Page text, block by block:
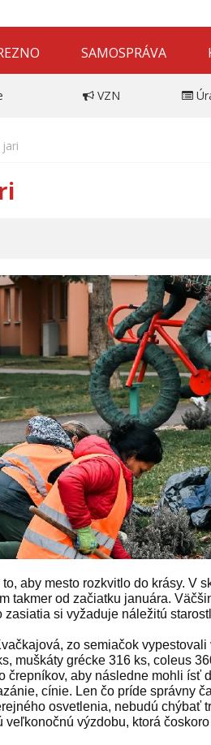
SAMOSPRÁVA
VZN
aby mesto rozkvitlo do krásy. V
takmer od začiatku januára.
si vyžaduje náležitú
zo semiačok vypestovali
muškáty grécke 316 ks, coleus
črepníkov, aby následne mohli ísť
cínie. Len čo príde správny
osvetlenia, nebudú chýbať
výzdobu, ktorá